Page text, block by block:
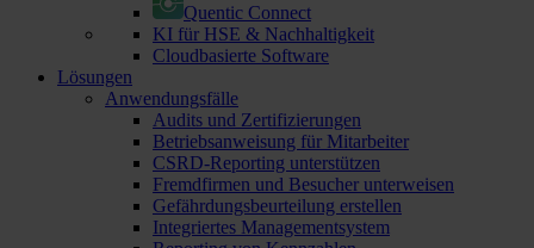
Quentic Connect
KI für HSE & Nachhaltigkeit
Cloudbasierte Software
Lösungen
Anwendungsfälle
Audits und Zertifizierungen
Betriebsanweisung für Mitarbeiter
CSRD-Reporting unterstützen
Fremdfirmen und Besucher unterweisen
Gefährdungsbeurteilung erstellen
Integriertes Managementsystem